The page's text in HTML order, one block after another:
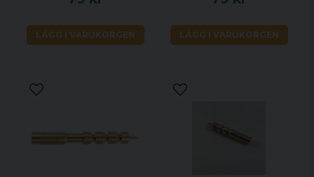
LÄGG I VARUKORGEN LÄGG I VARUKORGEN